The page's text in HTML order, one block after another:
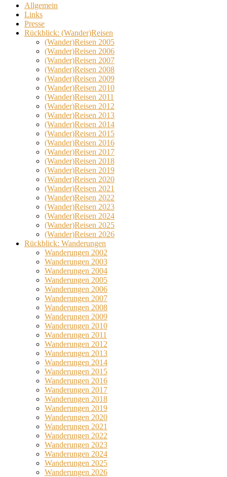
Allgemein
Links
Presse
Rückblick: (Wander)Reisen
(Wander)Reisen 2005
(Wander)Reisen 2006
(Wander)Reisen 2007
(Wander)Reisen 2008
(Wander)Reisen 2009
(Wander)Reisen 2010
(Wander)Reisen 2011
(Wander)Reisen 2012
(Wander)Reisen 2013
(Wander)Reisen 2014
(Wander)Reisen 2015
(Wander)Reisen 2016
(Wander)Reisen 2017
(Wander)Reisen 2018
(Wander)Reisen 2019
(Wander)Reisen 2020
(Wander)Reisen 2021
(Wander)Reisen 2022
(Wander)Reisen 2023
(Wander)Reisen 2024
(Wander)Reisen 2025
(Wander)Reisen 2026
Rückblick: Wanderungen
Wanderungen 2002
Wanderungen 2003
Wanderungen 2004
Wanderungen 2005
Wanderungen 2006
Wanderungen 2007
Wanderungen 2008
Wanderungen 2009
Wanderungen 2010
Wanderungen 2011
Wanderungen 2012
Wanderungen 2013
Wanderungen 2014
Wanderungen 2015
Wanderungen 2016
Wanderungen 2017
Wanderungen 2018
Wanderungen 2019
Wanderungen 2020
Wanderungen 2021
Wanderungen 2022
Wanderungen 2023
Wanderungen 2024
Wanderungen 2025
Wanderungen 2026